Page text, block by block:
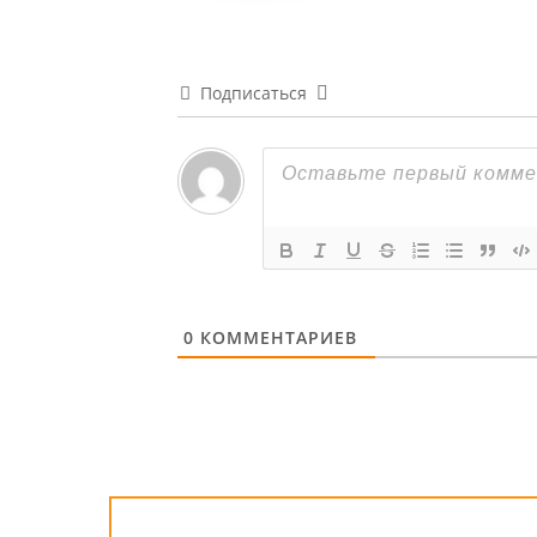
Подписаться
0 КОММЕНТАРИЕВ